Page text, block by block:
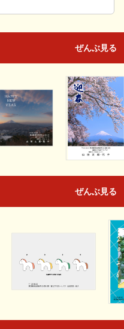
ぜんぶ見る
ぜんぶ見る